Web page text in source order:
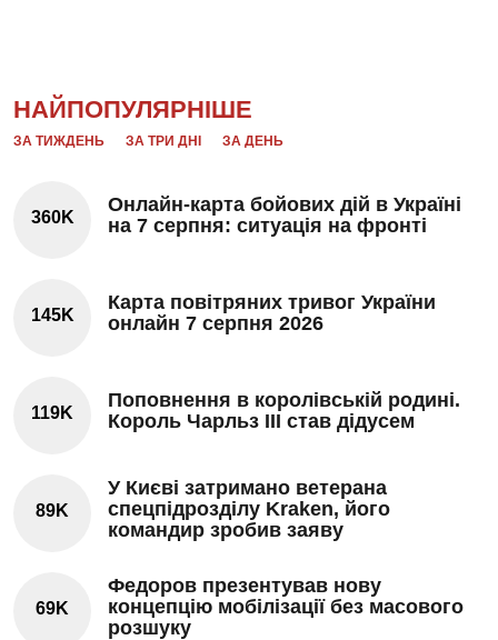
НАЙПОПУЛЯРНІШЕ
ЗА ТИЖДЕНЬ ЗА ТРИ ДНІ ЗА ДЕНЬ
360K
Онлайн-карта бойових дій в Україні
на 7 серпня: ситуація на фронті
145K
Карта повітряних тривог України
онлайн 7 серпня 2026
119K
Поповнення в королівській родині.
Король Чарльз III став дідусем
89K
У Києві затримано ветерана
спецпідрозділу Kraken, його
командир зробив заяву
69K
Федоров презентував нову
концепцію мобілізації без масового
розшуку